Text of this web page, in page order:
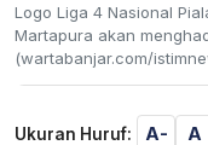
Logo Liga 4 Nasional
Martapura akan
(wartabanjar.com/
Ukuran Huruf: A- A